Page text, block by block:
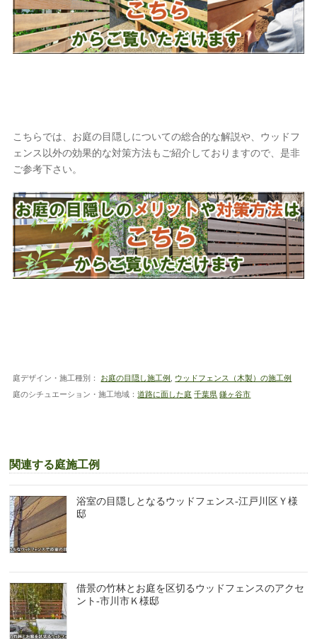
こちらでは、お庭の目隠しについての総合的な解説や、ウッドフ
ェンス以外の効果的な対策方法もご紹介しておりますので、是非
ご参考下さい。
庭デザイン・施工種別： お庭の目隠し施工例
ウッドフェンス（木製）の施工例
庭のシチュエーション・施工地域：道路に面した庭 千葉県 鎌ヶ谷市
関連する庭施工例
浴室の目隠しとなるウッドフェンス-江戸川区Ｙ様
邸
借景の竹林とお庭を区切るウッドフェンスのアクセ
ント-市川市Ｋ様邸